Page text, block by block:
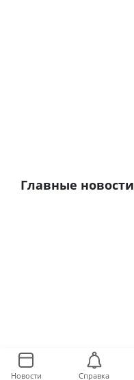
Главные новости
Новости Справка